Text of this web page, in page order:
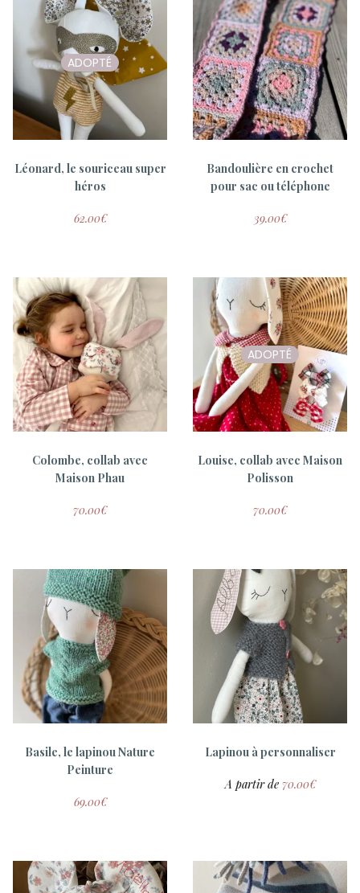
ADOPTÉ
Léonard, le souriceau super
héros
62.00€
Bandoulière en crochet
pour sac ou téléphone
39.00€
Colombe, collab avec
Maison Phau
70.00€
ADOPTÉ
Louise, collab avec Maison
Polisson
70.00€
Basile, le lapinou Nature
Peinture
69.00€
Lapinou à personnaliser
A partir de 70.00€
Robe souricette + gilet
tricoté main personnalisé
27.00€
Robe souricette
personnalisée
15.00€
Baby Box Bénédicte
75.00€
Tambour à personnaliser
(13cm)
15.00€
Mia, le garçon manqué
69.00€